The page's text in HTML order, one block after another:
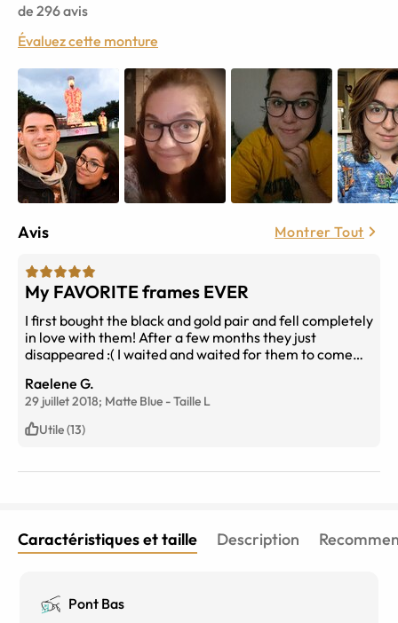
de 296avis
Évaluez cette monture
Avis Montrer Tout
My FAVORITE frames EVER
I first bought the black and gold pair and fell completely
in love with them! After a few months they just
disappeared :( I waited and waited for them to come
pair. And i love them so much I own 2 pairs!! Just the
best pair of frames I’ve ever encountered.
Raelene G.
29 juillet 2018; Matte Blue -Taille L
Utile (13)
Caractéristiques et taille Description
Pont Bas